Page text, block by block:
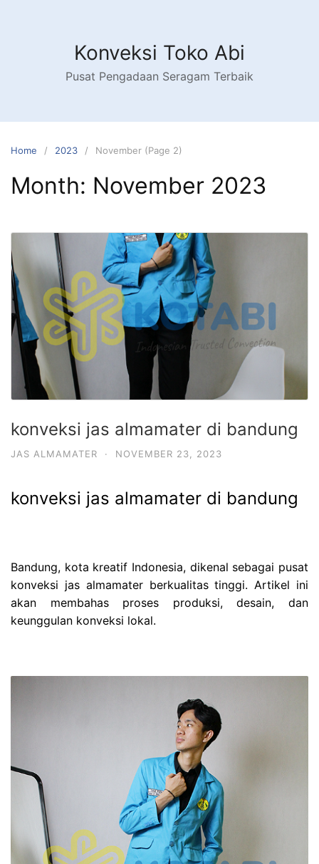
Konveksi Toko Abi
Pusat Pengadaan Seragam Terbaik
Home 2023 November (Page 2)
Month: November 2023
konveksi jas almamater di bandung
JAS ALMAMATER · NOVEMBER 23, 2023
konveksi jas almamater di bandung
Bandung, kota kreatif Indonesia, dikenal sebagai pusat
konveksi jas almamater berkualitas tinggi. Artikel ini
akan membahas proses produksi, desain, dan
keunggulan konveksi lokal.